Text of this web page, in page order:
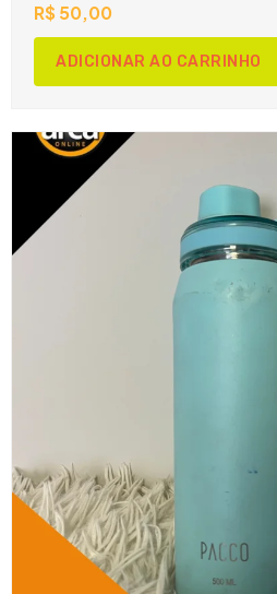
R$50,00
ADICIONAR AO CARRINHO